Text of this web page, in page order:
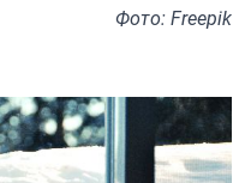
Фото: Freepik